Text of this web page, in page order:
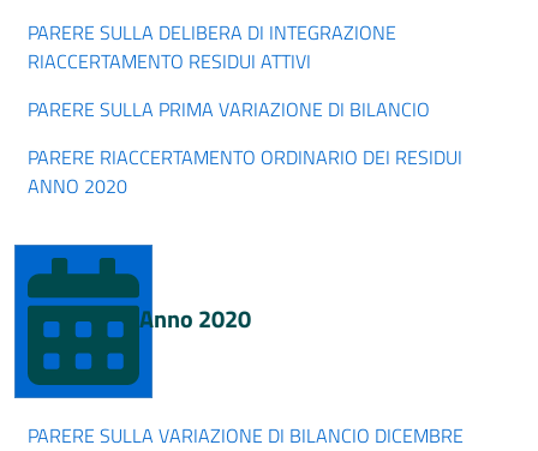
PARERE SULLA DELIBERA DI INTEGRAZIONE
RIACCERTAMENTO RESIDUI ATTIVI
PARERE SULLA PRIMA VARIAZIONE DI BILANCIO
PARERE RIACCERTAMENTO ORDINARIO DEI RESIDUI
ANNO 2020
Anno 2020
PARERE SULLA VARIAZIONE DI BILANCIO DICEMBRE